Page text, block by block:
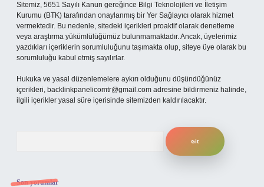
Sitemiz, 5651 Sayılı Kanun gereğince Bilgi Teknolojileri ve İletişim
Kurumu (BTK) tarafından onaylanmış bir Yer Sağlayıcı olarak hizmet
vermektedir. Bu nedenle, sitedeki içerikleri proaktif olarak denetleme
veya araştırma yükümlülüğümüz bulunmamaktadır. Ancak, üyelerimiz
yazdıkları içeriklerin sorumluluğunu taşımakta olup, siteye üye olarak bu
sorumluluğu kabul etmiş sayılırlar.
Hukuka ve yasal düzenlemelere aykırı olduğunu düşündüğünüz
içerikleri, backlinkpanelicomtr@gmail.com adresine bildirmeniz halinde,
ilgili içerikler yasal süre içerisinde sitemizden kaldırılacaktır.
Son yorumlar